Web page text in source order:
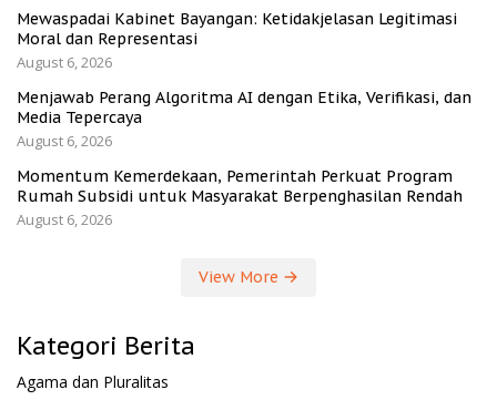
Mewaspadai Kabinet Bayangan: Ketidakjelasan Legitimasi
Moral dan Representasi
August 6, 2026
Menjawab Perang Algoritma AI dengan Etika, Verifikasi, dan
Media Tepercaya
August 6, 2026
Momentum Kemerdekaan, Pemerintah Perkuat Program
Rumah Subsidi untuk Masyarakat Berpenghasilan Rendah
August 6, 2026
View More
Kategori Berita
Agama dan Pluralitas